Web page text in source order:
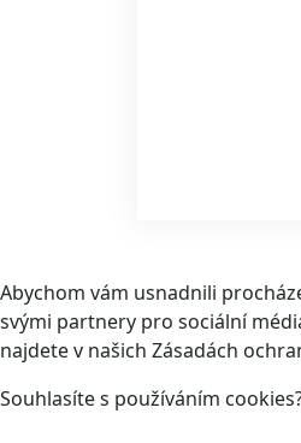
Abychom vám usnadnili
svými partnery pro sociální
najdete v našich Zásadách
Souhlasíte s používáním